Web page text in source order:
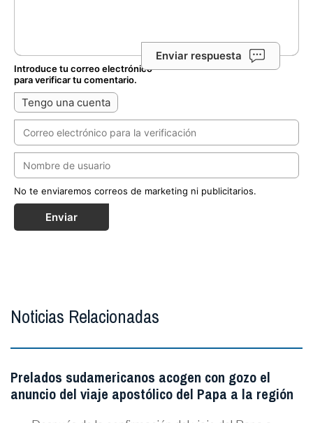
Enviar respuesta
Introduce tu correo electrónico
para verificar tu comentario.
Tengo una cuenta
No te enviaremos correos de marketing ni publicitarios.
Enviar
Noticias Relacionadas
Prelados sudamericanos acogen con gozo el
anuncio del viaje apostólico del Papa a la región